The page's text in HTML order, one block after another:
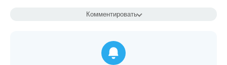
Комментировать